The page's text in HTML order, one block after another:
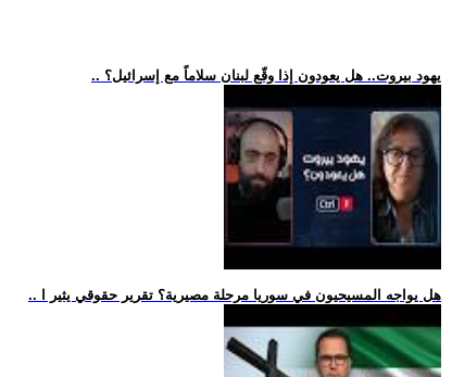
.. يهود بيروت.. هل يعودون إذا وقّع لبنان سلاماً مع إسرائيل؟
.. هل يواجه المسيحيون في سوريا مرحلة مصيرية؟ تقرير حقوقي يثير ا